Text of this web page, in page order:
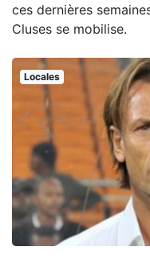
ces dernières
Cluses se mobilise.
Locales